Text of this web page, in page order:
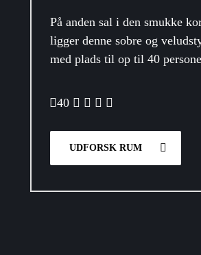
På anden sal i den smukke
ligger denne sobre og
med plads til op til 40
40
UDFORSK RUM